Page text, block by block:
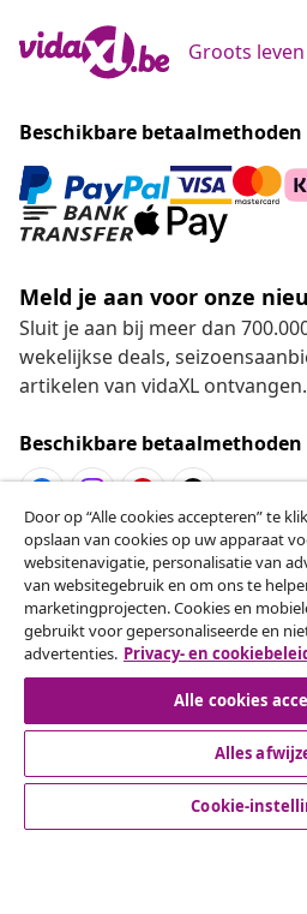
Groots
Beschikbare betaalmethoden
Meld je aan voor onze
Sluit je aan bij meer dan
wekelijkse deals,
artikelen van vidaXL ontvangen.
Beschikbare betaalmethoden
Herroeping van de
Een annulering voor je
Herroeping van de
Zakelijk
Door op “Alle cookies accepteren” te
opslaan van cookies op uw apparaat
websitenavigatie, personalisatie van
van websitegebruik en om ons te
marketingprojecten. Cookies en
gebruikt voor gepersonaliseerde en
advertenties. Privacy- en
Alle cookies
Alles
Cookie-